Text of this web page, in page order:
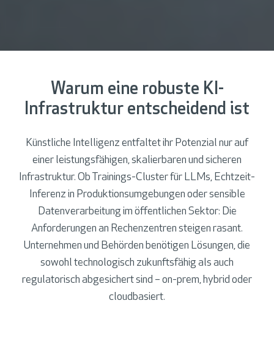
Warum eine robuste KI-
Infrastruktur entscheidend ist
Künstliche Intelligenz entfaltet ihr Potenzial nur auf
einer leistungsfähigen, skalierbaren und sicheren
Infrastruktur. Ob Trainings-Cluster für LLMs, Echtzeit-
Inferenz in Produktionsumgebungen oder sensible
Datenverarbeitung im öffentlichen Sektor: Die
Anforderungen an Rechenzentren steigen rasant.
Unternehmen und Behörden benötigen Lösungen, die
sowohl technologisch zukunftsfähig als auch
regulatorisch abgesichert sind – on-prem, hybrid oder
cloudbasiert.